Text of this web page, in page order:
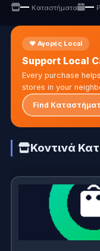
— Καταστήματα —
❤️ Αγορές Local
Support Local
Every purchase
stores in your
Find
Κοντινά